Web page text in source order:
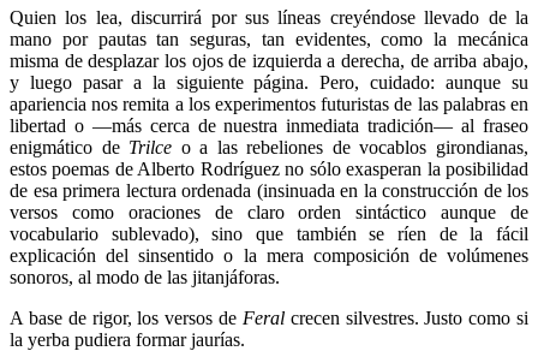
Quien los lea, discurrirá por sus líneas creyéndose llevado de la
mano por pautas tan seguras, tan evidentes, como la mecánica
misma de desplazar los ojos de izquierda a derecha, de arriba abajo,
y luego pasar a la siguiente página. Pero, cuidado: aunque su
apariencia nos remita a los experimentos futuristas de las palabras en
libertad o —más cerca de nuestra inmediata tradición— al fraseo
enigmático de Trilce o a las rebeliones de vocablos girondianas,
estos poemas de Alberto Rodríguez no sólo exasperan la posibilidad
de esa primera lectura ordenada (insinuada en la construcción de los
versos como oraciones de claro orden sintáctico aunque de
vocabulario sublevado), sino que también se ríen de la fácil
explicación del sinsentido o la mera composición de volúmenes
sonoros, al modo de las jitanjáforas.
A base de rigor, los versos de Feral crecen silvestres. Justo como si
la yerba pudiera formar jaurías.